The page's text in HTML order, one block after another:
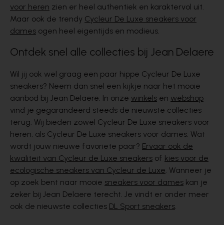
voor heren zien er heel authentiek en karaktervol uit.
Maar ook de trendy Cycleur De Luxe sneakers voor
dames ogen heel eigentijds en modieus.
Ontdek snel alle collecties bij Jean Delaere
Wil jij ook wel graag een paar hippe Cycleur De Luxe
sneakers? Neem dan snel een kijkje naar het mooie
aanbod bij Jean Delaere. In onze winkels en webshop
vind je gegarandeerd steeds de nieuwste collecties
terug. Wij bieden zowel Cycleur De Luxe sneakers voor
heren, als Cycleur De Luxe sneakers voor dames. Wat
wordt jouw nieuwe favoriete paar? Ervaar ook de
kwaliteit van Cycleur de Luxe sneakers of kies voor de
ecologische sneakers van Cycleur de Luxe. Wanneer je
op zoek bent naar mooie sneakers voor dames kan je
zeker bij Jean Delaere terecht. Je vindt er onder meer
ook de nieuwste collecties DL Sport sneakers.